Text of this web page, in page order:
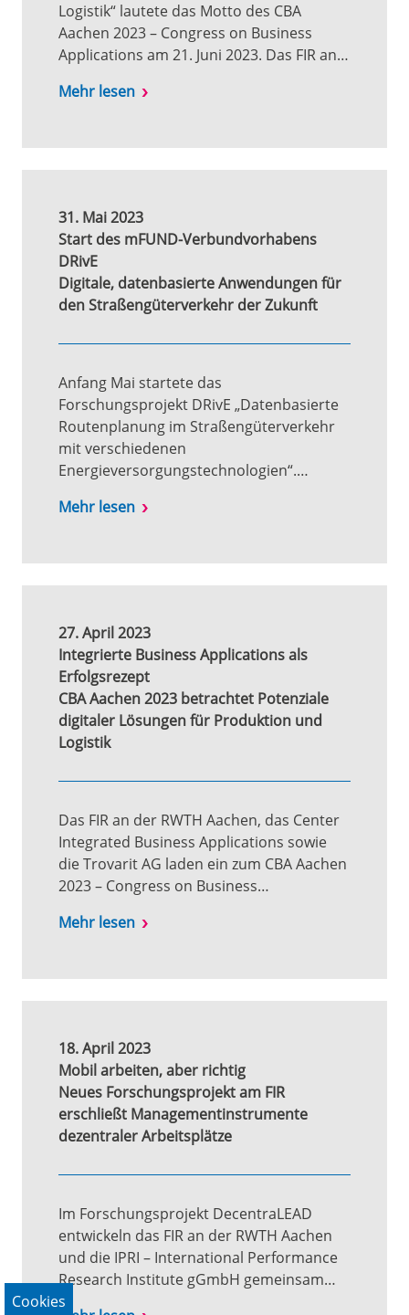
Logistik“ lautete das Motto des CBA
Aachen 2023 – Congress on Business
Applications am 21. Juni 2023. Das FIR an…
Mehr lesen
31. Mai 2023
Start des mFUND-Verbundvorhabens
DRivE
Digitale, datenbasierte Anwendungen für
den Straßengüterverkehr der Zukunft
Anfang Mai startete das
Forschungsprojekt DRivE „Datenbasierte
Routenplanung im Straßengüterverkehr
mit verschiedenen
Energieversorgungstechnologien“.…
Mehr lesen
27. April 2023
Integrierte Business Applications als
Erfolgsrezept
CBA Aachen 2023 betrachtet Potenziale
digitaler Lösungen für Produktion und
Logistik
Das FIR an der RWTH Aachen, das Center
Integrated Business Applications sowie
die Trovarit AG laden ein zum CBA Aachen
2023 – Congress on Business…
Mehr lesen
18. April 2023
Mobil arbeiten, aber richtig
Neues Forschungsprojekt am FIR
erschließt Managementinstrumente
dezentraler Arbeitsplätze
Im Forschungsprojekt DecentraLEAD
entwickeln das FIR an der RWTH Aachen
und die IPRI – International Performance
Research Institute gGmbH gemeinsam…
Cookies